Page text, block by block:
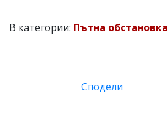
В категории: Пътна обстановка
Сподели